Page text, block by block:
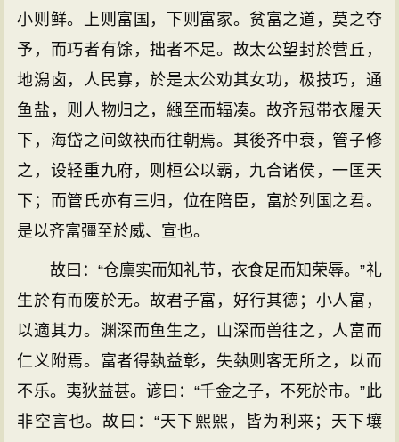
小则鲜。上则富国，下则富家。贫富之道，莫之夺
予，而巧者有馀，拙者不足。故太公望封於营丘，
地潟卤，人民寡，於是太公劝其女功，极技巧，通
鱼盐，则人物归之，繦至而辐凑。故齐冠带衣履天
下，海岱之间敛袂而往朝焉。其後齐中衰，管子修
之，设轻重九府，则桓公以霸，九合诸侯，一匡天
下；而管氏亦有三归，位在陪臣，富於列国之君。
是以齐富彊至於威、宣也。
故曰：“仓廪实而知礼节，衣食足而知荣辱。”礼
生於有而废於无。故君子富，好行其德；小人富，
以適其力。渊深而鱼生之，山深而兽往之，人富而
仁义附焉。富者得埶益彰，失埶则客无所之，以而
不乐。夷狄益甚。谚曰：“千金之子，不死於市。”此
非空言也。故曰：“天下熙熙，皆为利来；天下壤